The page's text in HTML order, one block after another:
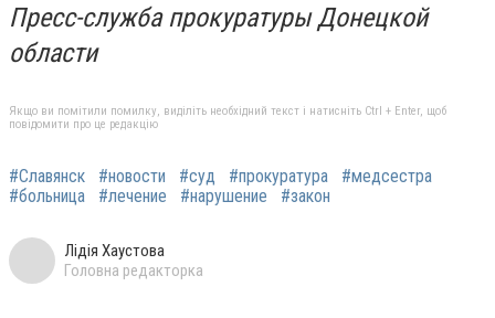
Пресс-служба прокуратуры Донецкой
области
Якщо ви помітили помилку, виділіть необхідний текст і натисніть Ctrl + Enter, щоб
повідомити про це редакцію
#Славянск #новости #суд #прокуратура
#медсестра
#больница
#лечение #нарушение #закон
Лідія Хаустова
Головна редакторка